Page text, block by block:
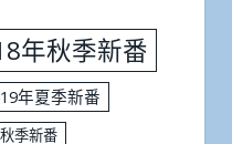
年秋季新番
年夏季新番
季新番